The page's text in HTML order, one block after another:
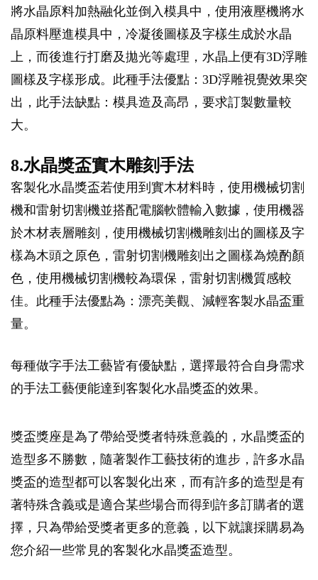
將水晶原料加熱融化並倒入模具中，使用液壓機將水
晶原料壓進模具中，冷凝後圖樣及字樣生成於水晶
上，而後進行打磨及拋光等處理，水晶上便有3D浮雕
圖樣及字樣形成。此種手法優點：3D浮雕視覺效果突
出，此手法缺點：模具造及高昂，要求訂製數量較
大。
8.水晶獎盃實木雕刻手法
客製化水晶獎盃若使用到實木材料時，使用機械切割
機和雷射切割機並搭配電腦軟體輸入數據，使用機器
於木材表層雕刻，使用機械切割機雕刻出的圖樣及字
樣為木頭之原色，雷射切割機雕刻出之圖樣為燒酌顏
色，使用機械切割機較為環保，雷射切割機質感較
佳。此種手法優點為：漂亮美觀、減輕客製水晶盃重
量。
每種做字手法工藝皆有優缺點，選擇最符合自身需求
的手法工藝便能達到客製化水晶獎盃的效果。
獎盃獎座是為了帶給受獎者特殊意義的，水晶獎盃的
造型多不勝數，隨著製作工藝技術的進步，許多水晶
獎盃的造型都可以客製化出來，而有許多的造型是有
著特殊含義或是適合某些場合而得到許多訂購者的選
擇，只為帶給受獎者更多的意義，以下就讓採購易為
您介紹一些常見的客製化水晶獎盃造型。